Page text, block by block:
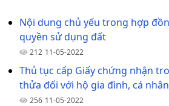
Nội dung chủ yếu trong hợp
quyền sử dụng đất
212 11-05-2022
Thủ tục cấp Giấy chứng nhận
thửa đối với hộ gia đình, cá nhân
256 11-05-2022